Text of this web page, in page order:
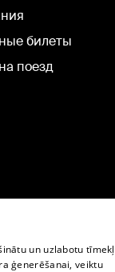
билеты
поезд
un uzlabotu
ģenerēšanai, veiktu